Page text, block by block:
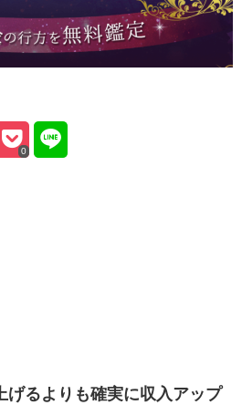
0
げるよりも確実に収入アップ